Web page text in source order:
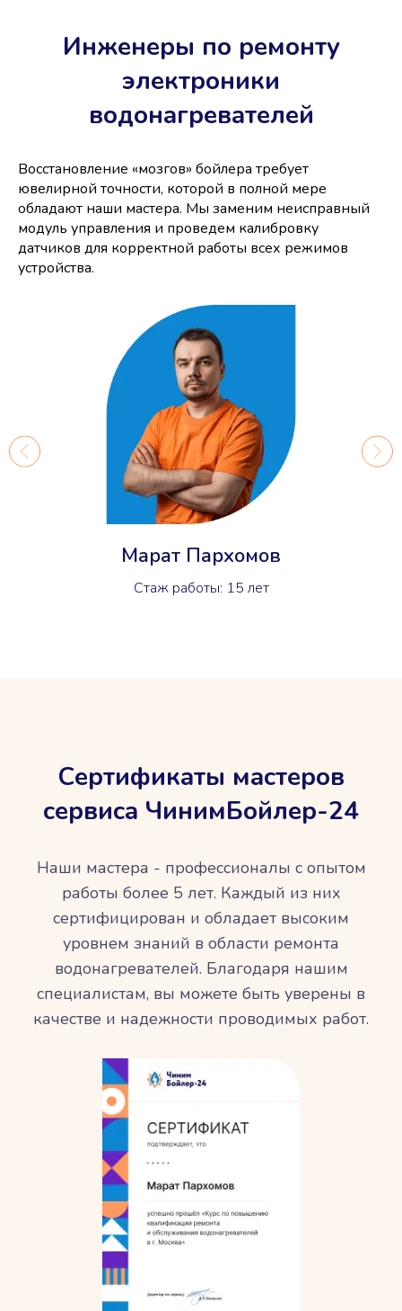
Инженеры по ремонту
электроники
водонагревателей
Восстановление «мозгов» бойлера требует
ювелирной точности, которой в полной мере
обладают наши мастера. Мы заменим неисправный
модуль управления и проведем калибровку
датчиков для корректной работы всех режимов
устройства.
Марат Пархомов
Стаж работы: 15 лет
Сертификаты мастеров
сервиса ЧинимБойлер-24
Наши мастера - профессионалы с опытом
работы более 5 лет. Каждый из них
сертифицирован и обладает высоким
уровнем знаний в области ремонта
водонагревателей. Благодаря нашим
специалистам, вы можете быть уверены в
качестве и надежности проводимых работ.